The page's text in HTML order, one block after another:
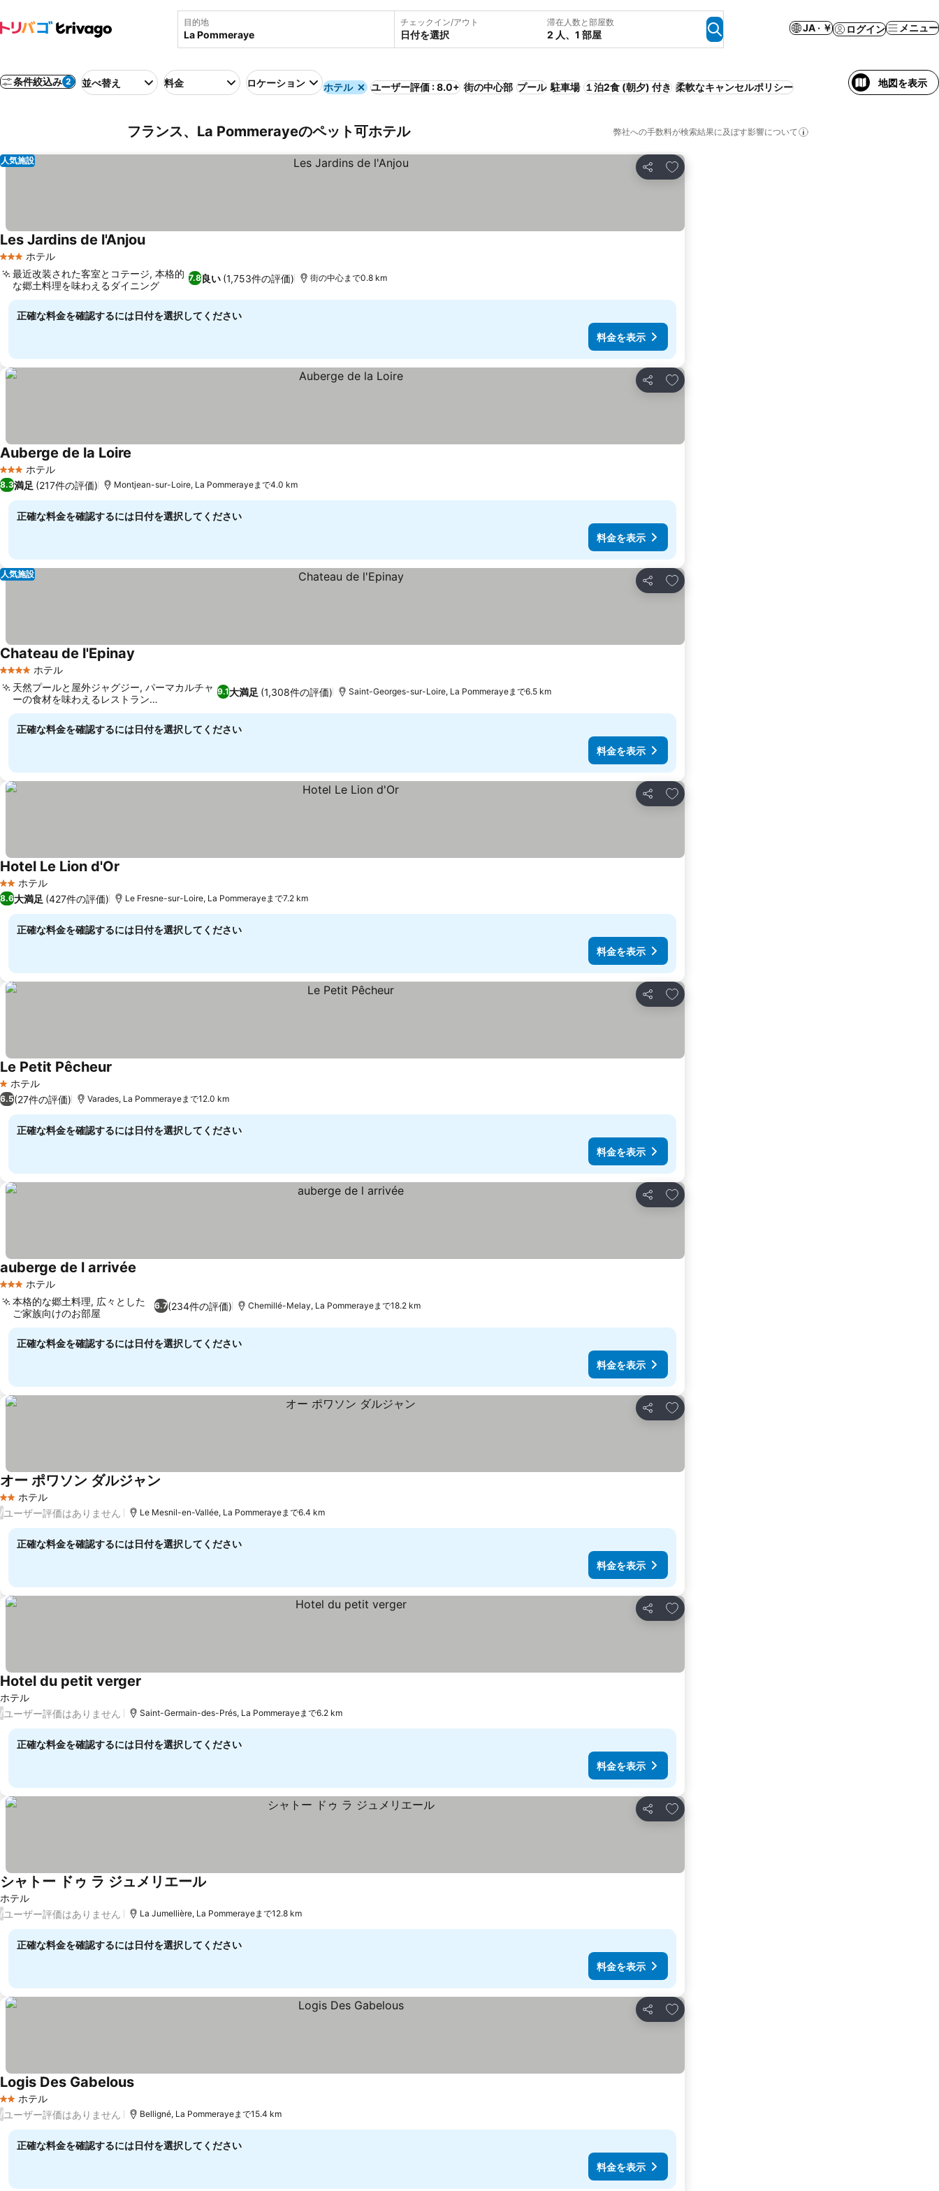
目的地 チェックイン/アウト
日付を選択
滞在人数と部屋数
2 人、1 部屋
JA · ￥ ログイン メニュー
条件絞込み 2 並べ替え 料金 ロケーション ホテル ユーザー評価 : 8.0+ 街の中心部 プール 駐車場 １泊2食 (朝夕) 付き 柔軟なキャンセルポリシー 地図を表示
フランス、La Pommerayeのペット可ホテル 弊社への手数料が検索結果に及ぼす影響について
シェア
お気に入りに追加
人気施設
3 ホテルのランク
ホテル
Les Jardins de l'Anjou
7.8良い (1,753件の評価)
最近改装された客室とコテージ, 本格的
な郷土料理を味わえるダイニング
街の中心まで0.8 km
正確な料金を確認するには日付を選択してください
料金を表示
シェア
お気に入りに追加
3 ホテルのランク
ホテル
Auberge de la Loire
8.3満足 (217件の評価) Montjean-sur-Loire, La Pommerayeまで4.0 km
正確な料金を確認するには日付を選択してください
料金を表示
シェア
お気に入りに追加
人気施設
4 ホテルのランク
ホテル
Chateau de l'Epinay
9.1大満足 (1,308件の評価)
天然プールと屋外ジャグジー, パーマカルチャ
ーの食材を味わえるレストラン
「L'Orangerie」
Saint-Georges-sur-Loire, La Pommerayeまで6.5 km
正確な料金を確認するには日付を選択してください
料金を表示
シェア
お気に入りに追加
2 ホテルのランク
ホテル
Hotel Le Lion d'Or
8.6大満足 (427件の評価) Le Fresne-sur-Loire, La Pommerayeまで7.2 km
正確な料金を確認するには日付を選択してください
料金を表示
シェア
お気に入りに追加
1 ホテルのランク
ホテル
Le Petit Pêcheur
6.5(27件の評価) Varades, La Pommerayeまで12.0 km
正確な料金を確認するには日付を選択してください
料金を表示
シェア
お気に入りに追加
3 ホテルのランク
ホテル
auberge de l arrivée
6.7(234件の評価)
本格的な郷土料理, 広々とした
ご家族向けのお部屋
Chemillé-Melay, La Pommerayeまで18.2 km
正確な料金を確認するには日付を選択してください
料金を表示
シェア
お気に入りに追加
2 ホテルのランク
ホテル
オー ポワソン ダルジャン
/ユーザー評価はありません Le Mesnil-en-Vallée, La Pommerayeまで6.4 km
正確な料金を確認するには日付を選択してください
料金を表示
シェア
お気に入りに追加
ホテル
Hotel du petit verger
/ユーザー評価はありません Saint-Germain-des-Prés, La Pommerayeまで6.2 km
正確な料金を確認するには日付を選択してください
料金を表示
シェア
お気に入りに追加
ホテル
シャトー ドゥ ラ ジュメリエール
/ユーザー評価はありません La Jumellière, La Pommerayeまで12.8 km
正確な料金を確認するには日付を選択してください
料金を表示
シェア
お気に入りに追加
2 ホテルのランク
ホテル
Logis Des Gabelous
/ユーザー評価はありません Belligné, La Pommerayeまで15.4 km
正確な料金を確認するには日付を選択してください
料金を表示